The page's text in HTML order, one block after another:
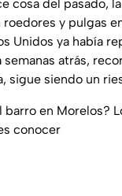
cosa del pasado,
roedores y pulgas
Unidos ya había
atrás,
sigue siendo un
barro en Morelos?
conocer